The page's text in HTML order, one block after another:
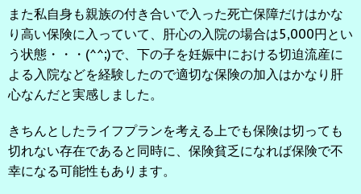
また私自身も親族の付き合いで入った死亡保障だけはかな
り高い保険に入っていて、肝心の入院の場合は5,000円とい
う状態・・・(^^;)で、下の子を妊娠中における切迫流産に
よる入院などを経験したので適切な保険の加入はかなり肝
心なんだと実感しました。
きちんとしたライフプランを考える上でも保険は切っても
切れない存在であると同時に、保険貧乏になれば保険で不
幸になる可能性もあります。